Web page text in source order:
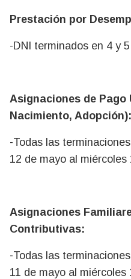
Prestación por
-DNI terminados en 4 y
Asignaciones de Pago
Nacimiento, Adopción):
-Todas las
12 de mayo al miércoles
Asignaciones
Contributivas:
-Todas las
11 de mayo al miércoles